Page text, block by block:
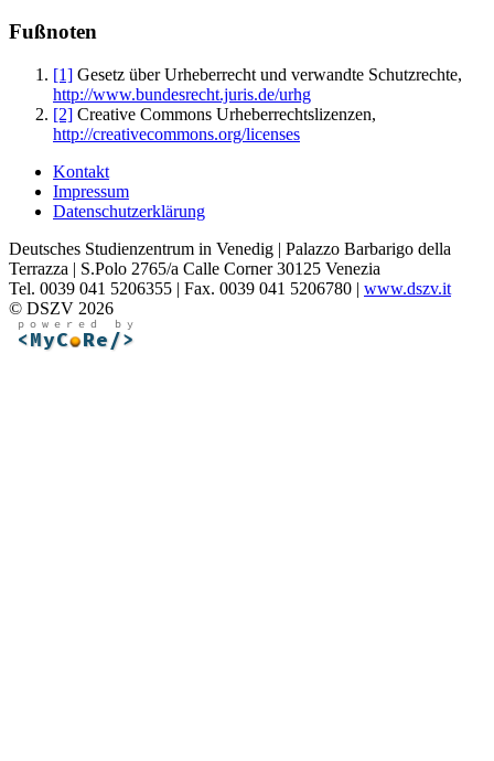
Fußnoten
[1] Gesetz über Urheberrecht und verwandte Schutzrechte,
http://www.bundesrecht.juris.de/urhg
[2] Creative Commons Urheberrechtslizenzen,
http://creativecommons.org/licenses
Kontakt
Impressum
Datenschutzerklärung
Deutsches Studienzentrum in Venedig | Palazzo Barbarigo della
Terrazza | S.Polo 2765/a Calle Corner 30125 Venezia
Tel. 0039 041 5206355 | Fax. 0039 041 5206780 | www.dszv.it
© DSZV 2026